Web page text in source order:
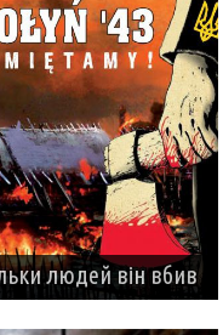
людей він вбив